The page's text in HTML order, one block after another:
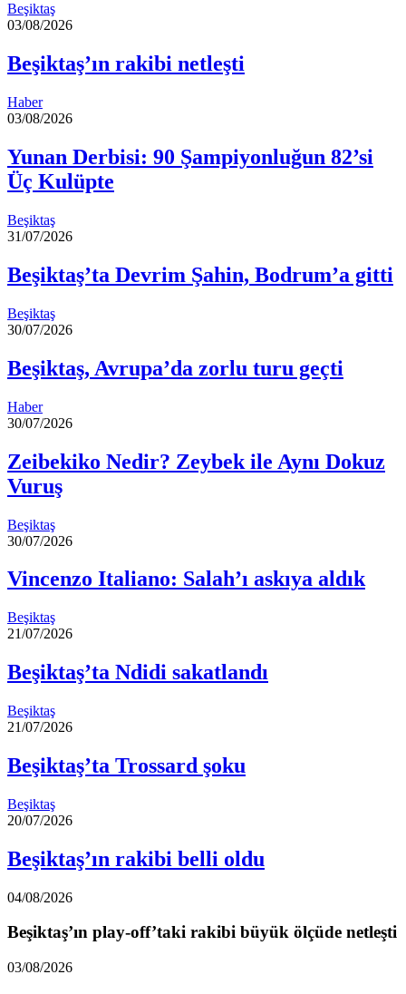
Beşiktaş
03/08/2026
Beşiktaş’ın rakibi netleşti
Haber
03/08/2026
Yunan Derbisi: 90 Şampiyonluğun 82’si
Üç Kulüpte
Beşiktaş
31/07/2026
Beşiktaş’ta Devrim Şahin, Bodrum’a gitti
Beşiktaş
30/07/2026
Beşiktaş, Avrupa’da zorlu turu geçti
Haber
30/07/2026
Zeibekiko Nedir? Zeybek ile Aynı Dokuz
Vuruş
Beşiktaş
30/07/2026
Vincenzo Italiano: Salah’ı askıya aldık
Beşiktaş
21/07/2026
Beşiktaş’ta Ndidi sakatlandı
Beşiktaş
21/07/2026
Beşiktaş’ta Trossard şoku
Beşiktaş
20/07/2026
Beşiktaş’ın rakibi belli oldu
04/08/2026
Beşiktaş’ın play-off’taki rakibi büyük ölçüde netleşti
03/08/2026